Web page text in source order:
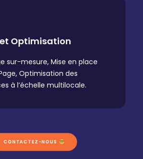
Optimisation
sur-mesure, Mise en place
Optimisation des
à l’échelle multilocale.
CONTACTEZ-NOUS